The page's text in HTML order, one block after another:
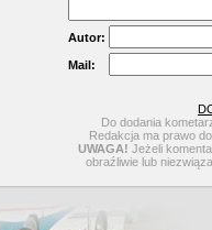
Autor:
Mail:
Do dodania
Redakcja ma prawo
UWAGA! Jeżeli
obraźliwie lub